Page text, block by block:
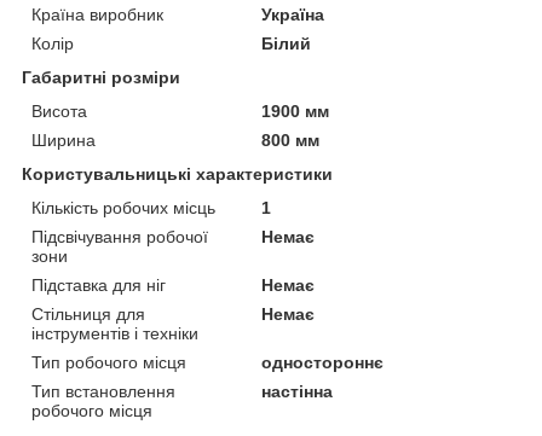
Країна виробник
Україна
Колір
Білий
Габаритні розміри
Висота
1900 мм
Ширина
800 мм
Користувальницькі характеристики
Кількість робочих місць
1
Підсвічування робочої
зони
Немає
Підставка для ніг
Немає
Стільниця для
інструментів і техніки
Немає
Тип робочого місця
одностороннє
Тип встановлення
робочого місця
настінна